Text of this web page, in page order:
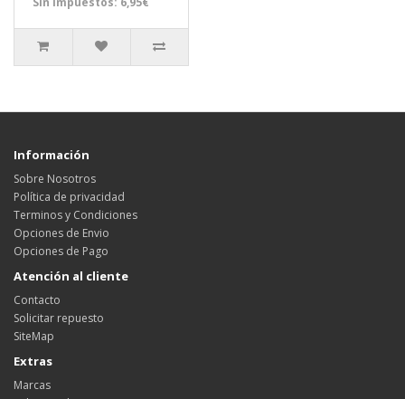
Información
Sobre Nosotros
Política de privacidad
Terminos y Condiciones
Opciones de Envio
Opciones de Pago
Atención al cliente
Contacto
Solicitar repuesto
SiteMap
Extras
Marcas